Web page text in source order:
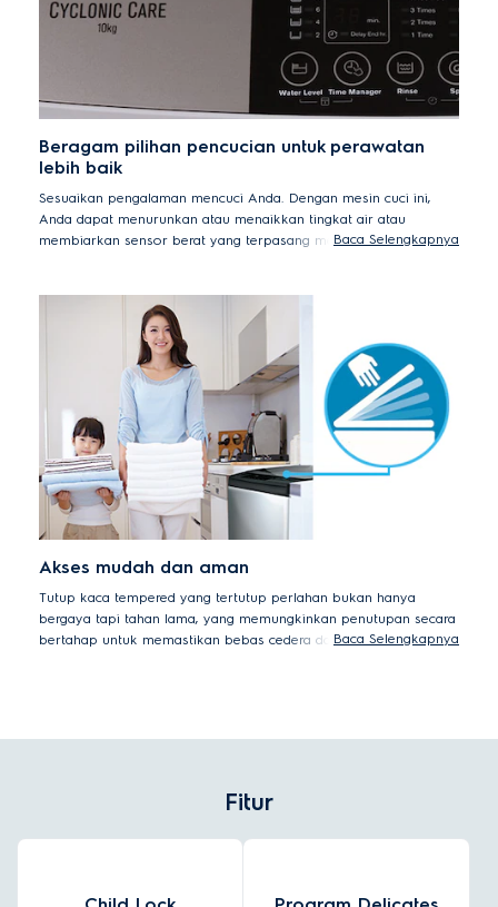
Beragam pilihan pencucian untuk perawatan
lebih baik
Sesuaikan pengalaman mencuci Anda. Dengan mesin cuci ini,
Anda dapat menurunkan atau menaikkan tingkat air atau
membiarkan sensor berat yang terpasang menentukan tingkat
pembilasan, dan pengeringan berdasarkan tingkat kekotoran
Baca Selengkapnya
Akses mudah dan aman
Tutup kaca tempered yang tertutup perlahan bukan hanya
bergaya tapi tahan lama, yang memungkinkan penutupan secara
bertahap untuk memastikan bebas cedera dan penutupan tutup
Baca Selengkapnya
Fitur